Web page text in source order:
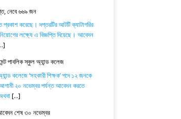
নেবে ৬৬৯ জন
প্রকাশ করেছে। দপ্তরটির আটটি ক্যাটাগরির
লক্ষ্যে এ বিজ্ঞপ্তি দিয়েছে। আবেদন
পাবলিক স্কুল অ্যান্ড কলেজ
কলেজে ‘সহকারী শিক্ষক’ পদে ১২ জনকে
২০ নভেম্বর পর্যন্ত আবেদন করতে
[...]
শেষ ৩০ নভেম্বর